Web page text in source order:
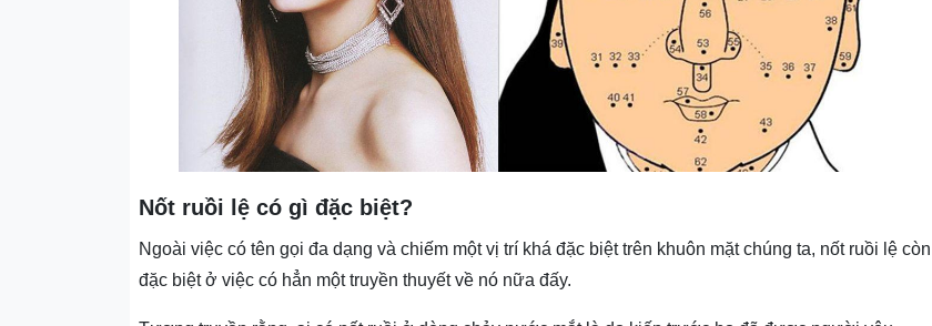
Nốt ruồi lệ có gì đặc biệt?
Ngoài việc có tên gọi đa dạng và chiếm một vị trí khá đặc biệt trên khuôn mặt chúng ta, nốt ruồi lệ còn
đặc biệt ở việc có hẳn một truyền thuyết về nó nữa đấy.